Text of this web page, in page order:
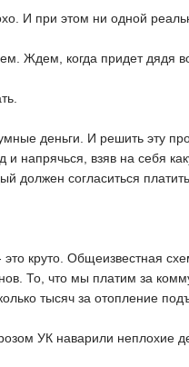
И при этом ни одной
Ждем, когда придет
деньги. И решить эту
и напрячься, взяв на себя
согласиться
круто. Общеизвестная
То, что мы платим за
тысяч за отопление
УК наварили неплохие